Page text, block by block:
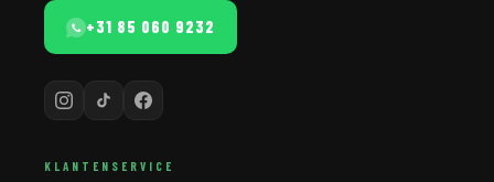
+31 85 060 9232
KLANTENSERVICE